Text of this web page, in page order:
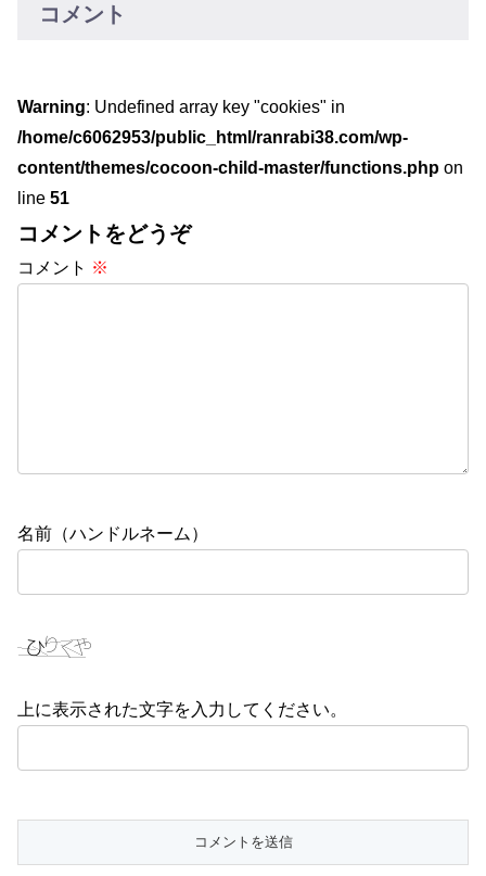
コメント
Warning: Undefined array key "cookies" in
/home/c6062953/public_html/ranrabi38.com/wp-
content/themes/cocoon-child-master/functions.php on
line 51
コメントをどうぞ
コメント ※
名前（ハンドルネーム）
上に表示された文字を入力してください。